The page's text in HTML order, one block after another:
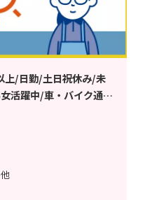
上/日勤/土日祝休み/未
活躍中/車・バイク通勤